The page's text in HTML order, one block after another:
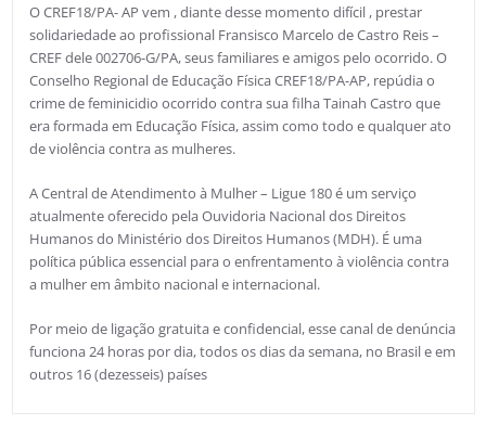
O CREF18/PA- AP vem , diante desse momento difícil , prestar
solidariedade ao profissional Fransisco Marcelo de Castro Reis –
CREF dele 002706-G/PA, seus familiares e amigos pelo ocorrido. O
Conselho Regional de Educação Física CREF18/PA-AP, repúdia o
crime de feminicidio ocorrido contra sua filha Tainah Castro que
era formada em Educação Física, assim como todo e qualquer ato
de violência contra as mulheres.
A Central de Atendimento à Mulher – Ligue 180 é um serviço
atualmente oferecido pela Ouvidoria Nacional dos Direitos
Humanos do Ministério dos Direitos Humanos (MDH). É uma
política pública essencial para o enfrentamento à violência contra
a mulher em âmbito nacional e internacional.
Por meio de ligação gratuita e confidencial, esse canal de denúncia
funciona 24 horas por dia, todos os dias da semana, no Brasil e em
outros 16 (dezesseis) países